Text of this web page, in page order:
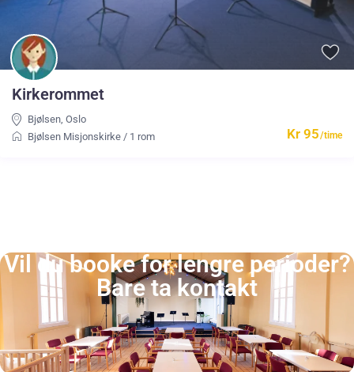
Kr 95/time
Kirkerommet
Bjølsen,Oslo
Bjølsen Misjonskirke / 1 rom
Vil du booke for lengre perioder?
Bare ta kontakt